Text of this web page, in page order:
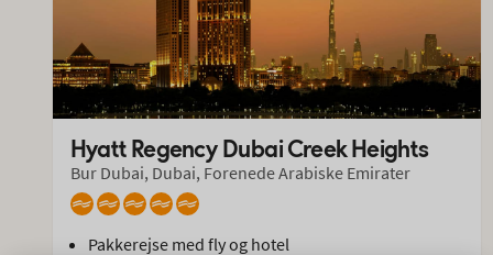
Hyatt Regency Dubai Creek Heights
Bur Dubai, Dubai, Forenede Arabiske Emirater
Pakkerejse med fly og hotel